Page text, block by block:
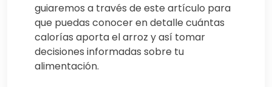
guiaremos a través de este artículo para
que puedas conocer en detalle cuántas
calorías aporta el arroz y así tomar
decisiones informadas sobre tu
alimentación.